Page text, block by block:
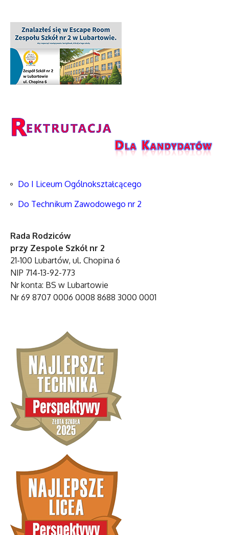
Do I Liceum Ogólnokształcącego
Do Technikum Zawodowego nr 2
Rada Rodziców
przy Zespole Szkół nr 2
21-100 Lubartów, ul. Chopina 6
NIP 714-13-92-773
Nr konta: BS w Lubartowie
Nr 69 8707 0006 0008 8688 3000 0001